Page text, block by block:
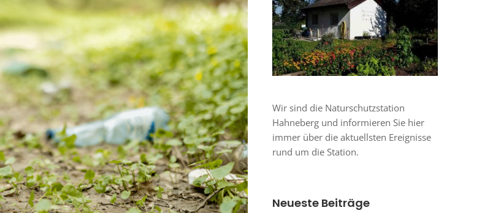
Wir sind die Naturschutzstation
Hahneberg und informieren Sie hier
immer über die aktuellsten Ereignisse
rund um die Station.
Neueste Beiträge